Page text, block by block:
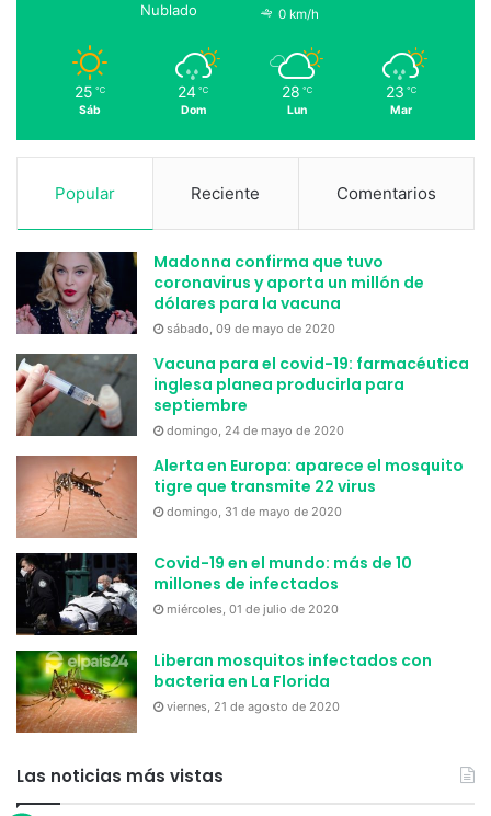
Nublado
0 km/h
25 ℃
Sáb
24 ℃
Dom
28 ℃
Lun
23 ℃
Mar
Popular Reciente Comentarios
Madonna confirma que tuvo
coronavirus y aporta un millón de
dólares para la vacuna
sábado, 09 de mayo de 2020
Vacuna para el covid-19: farmacéutica
inglesa planea producirla para
septiembre
domingo, 24 de mayo de 2020
Alerta en Europa: aparece el mosquito
tigre que transmite 22 virus
domingo, 31 de mayo de 2020
Covid-19 en el mundo: más de 10
millones de infectados
miércoles, 01 de julio de 2020
Liberan mosquitos infectados con
bacteria en La Florida
viernes, 21 de agosto de 2020
Las noticias más vistas